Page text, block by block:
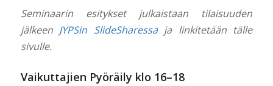
Seminaarin esitykset julkaistaan tilaisuuden
jälkeen JYPSin SlideSharessaja linkitetään tälle
sivulle.
Vaikuttajien Pyöräily klo 16–18